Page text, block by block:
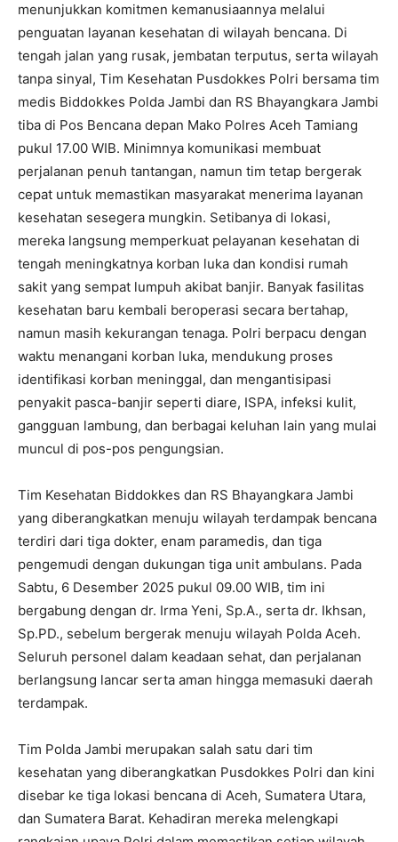
menunjukkan komitmen kemanusiaannya melalui
penguatan layanan kesehatan di wilayah bencana. Di
tengah jalan yang rusak, jembatan terputus, serta wilayah
tanpa sinyal, Tim Kesehatan Pusdokkes Polri bersama tim
medis Biddokkes Polda Jambi dan RS Bhayangkara Jambi
tiba di Pos Bencana depan Mako Polres Aceh Tamiang
pukul 17.00 WIB. Minimnya komunikasi membuat
perjalanan penuh tantangan, namun tim tetap bergerak
cepat untuk memastikan masyarakat menerima layanan
kesehatan sesegera mungkin. Setibanya di lokasi,
mereka langsung memperkuat pelayanan kesehatan di
tengah meningkatnya korban luka dan kondisi rumah
sakit yang sempat lumpuh akibat banjir. Banyak fasilitas
kesehatan baru kembali beroperasi secara bertahap,
namun masih kekurangan tenaga. Polri berpacu dengan
waktu menangani korban luka, mendukung proses
identifikasi korban meninggal, dan mengantisipasi
penyakit pasca-banjir seperti diare, ISPA, infeksi kulit,
gangguan lambung, dan berbagai keluhan lain yang mulai
muncul di pos-pos pengungsian.
Tim Kesehatan Biddokkes dan RS Bhayangkara Jambi
yang diberangkatkan menuju wilayah terdampak bencana
terdiri dari tiga dokter, enam paramedis, dan tiga
pengemudi dengan dukungan tiga unit ambulans. Pada
Sabtu, 6 Desember 2025 pukul 09.00 WIB, tim ini
bergabung dengan dr. Irma Yeni, Sp.A., serta dr. Ikhsan,
Sp.PD., sebelum bergerak menuju wilayah Polda Aceh.
Seluruh personel dalam keadaan sehat, dan perjalanan
berlangsung lancar serta aman hingga memasuki daerah
terdampak.
Tim Polda Jambi merupakan salah satu dari tim
kesehatan yang diberangkatkan Pusdokkes Polri dan kini
disebar ke tiga lokasi bencana di Aceh, Sumatera Utara,
dan Sumatera Barat. Kehadiran mereka melengkapi